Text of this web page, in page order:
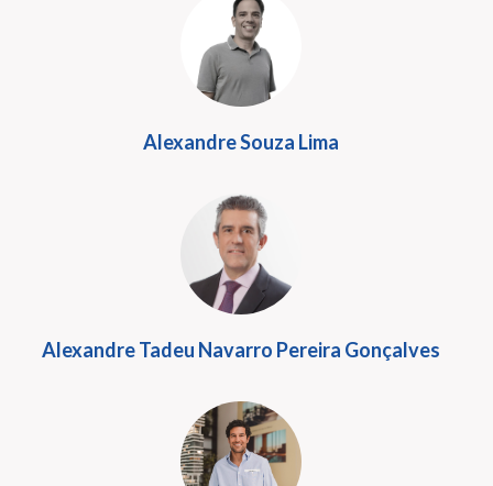
Alexandre Souza Lima
Alexandre Tadeu Navarro Pereira Gonçalves